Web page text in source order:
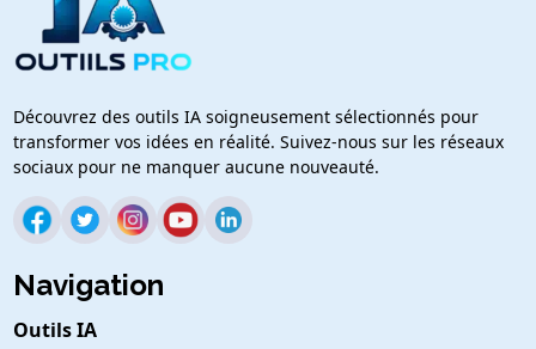
Découvrez des outils IA soigneusement sélectionnés pour
transformer vos idées en réalité. Suivez-nous sur les réseaux
sociaux pour ne manquer aucune nouveauté.
Navigation
Outils IA